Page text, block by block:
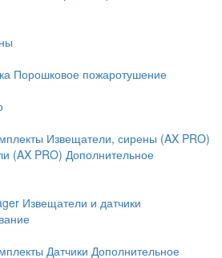
Порошковое пожаротушение
Извещатели, сирены (AX PRO)
(AX PRO) Дополнительное
Извещатели и датчики
Датчики Дополнительное